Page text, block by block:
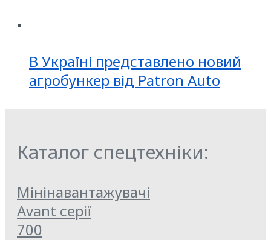
В Україні представлено новий
агробункер від Patron Auto
Каталог спецтехніки:
Мінінавантажувачі
Avant серії
700